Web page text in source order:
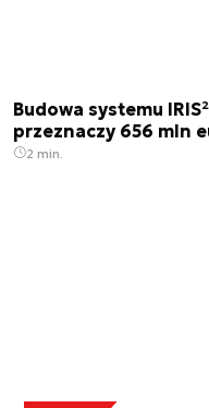
Budowa systemu
przeznaczy 656 mln
2 min.